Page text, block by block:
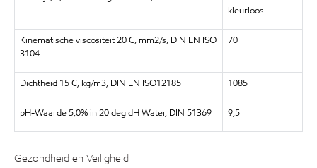
kleurloos
Kinematische viscositeit 20 C, mm2/s, DIN EN ISO
3104
70
Dichtheid 15 C, kg/m3, DIN EN ISO12185 1085
pH-Waarde 5,0% in 20 deg dH Water, DIN 51369 9,5
Gezondheid en Veiligheid